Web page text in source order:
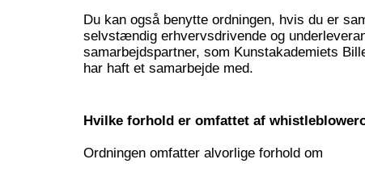
Du kan også benytte ordningen, hvis du er
selvstændig erhvervsdrivende og
samarbejdspartner, som Kunstakademiets
har haft et samarbejde med.
Hvilke forhold er omfattet af
Ordningen omfatter alvorlige forhold om